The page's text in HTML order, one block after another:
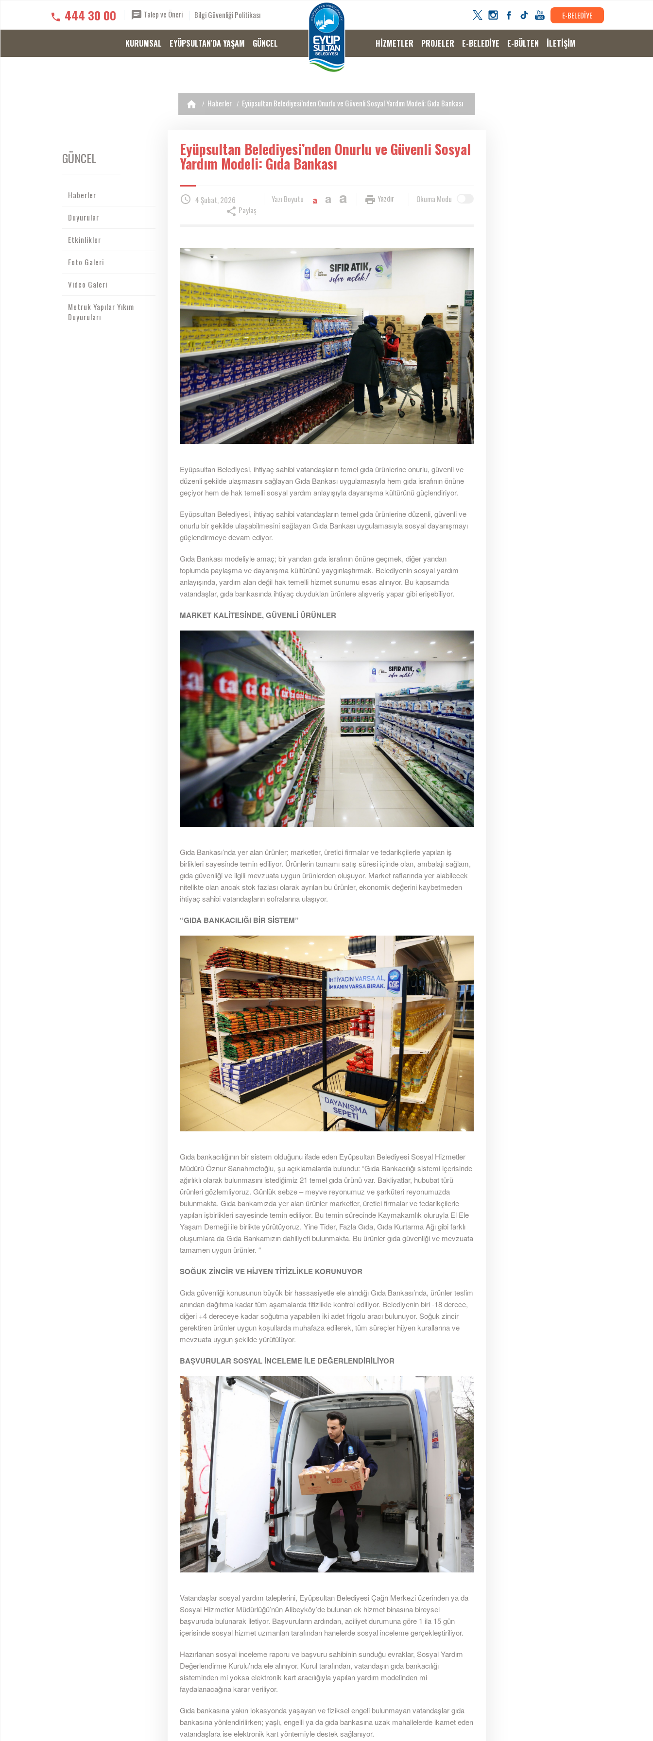
444 30 00 Talep ve Öneri Bilgi Güvenliği Politikası E-BELEDİYE
KURUMSAL EYÜPSULTAN'DA YAŞAM GÜNCEL HİZMETLER PROJELER E-BELEDİYE E-BÜLTEN İLETİŞİM
Haberler Eyüpsultan Belediyesi’nden Onurlu ve Güvenli Sosyal Yardım Modeli: Gıda Bankası
GÜNCEL
Haberler
Duyurular
Etkinlikler
Foto Galeri
Video Galeri
Metruk Yapılar Yıkım
Duyuruları
Eyüpsultan Belediyesi’nden Onurlu ve Güvenli Sosyal
Yardım Modeli: Gıda Bankası
4 Şubat, 2026 Okuma Modu
Yazdır
Yazı Boyutu a a a
Paylaş
Eyüpsultan Belediyesi, ihtiyaç sahibi vatandaşların temel gıda ürünlerine onurlu, güvenli ve
düzenli şekilde ulaşmasını sağlayan Gıda Bankası uygulamasıyla hem gıda israfının önüne
geçiyor hem de hak temelli sosyal yardım anlayışıyla dayanışma kültürünü güçlendiriyor.
Eyüpsultan Belediyesi, ihtiyaç sahibi vatandaşların temel gıda ürünlerine düzenli, güvenli ve
onurlu bir şekilde ulaşabilmesini sağlayan Gıda Bankası uygulamasıyla sosyal dayanışmayı
güçlendirmeye devam ediyor.
Gıda Bankası modeliyle amaç; bir yandan gıda israfının önüne geçmek, diğer yandan
toplumda paylaşma ve dayanışma kültürünü yaygınlaştırmak. Belediyenin sosyal yardım
anlayışında, yardım alan değil hak temelli hizmet sunumu esas alınıyor. Bu kapsamda
vatandaşlar, gıda bankasında ihtiyaç duydukları ürünlere alışveriş yapar gibi erişebiliyor.
MARKET KALİTESİNDE, GÜVENLİ ÜRÜNLER
Gıda Bankası’nda yer alan ürünler; marketler, üretici firmalar ve tedarikçilerle yapılan iş
birlikleri sayesinde temin ediliyor. Ürünlerin tamamı satış süresi içinde olan, ambalajı sağlam,
gıda güvenliği ve ilgili mevzuata uygun ürünlerden oluşuyor. Market raflarında yer alabilecek
nitelikte olan ancak stok fazlası olarak ayrılan bu ürünler, ekonomik değerini kaybetmeden
ihtiyaç sahibi vatandaşların sofralarına ulaşıyor.
“GIDA BANKACILIĞI BİR SİSTEM”
Gıda bankacılığının bir sistem olduğunu ifade eden Eyüpsultan Belediyesi Sosyal Hizmetler
Müdürü Öznur Sarıahmetoğlu, şu açıklamalarda bulundu: “Gıda Bankacılığı sistemi içerisinde
ağırlıklı olarak bulunmasını istediğimiz 21 temel gıda ürünü var. Bakliyatlar, hububat türü
ürünleri gözlemliyoruz. Günlük sebze – meyve reyonumuz ve şarküteri reyonumuzda
bulunmakta. Gıda bankamızda yer alan ürünler marketler, üretici firmalar ve tedarikçilerle
yapılan işbirlikleri sayesinde temin ediliyor. Bu temin sürecinde Kaymakamlık oluruyla El Ele
Yaşam Derneği ile birlikte yürütüyoruz. Yine Tider, Fazla Gıda, Gıda Kurtarma Ağı gibi farklı
oluşumlara da Gıda Bankamızın dahiliyeti bulunmakta. Bu ürünler gıda güvenliği ve mevzuata
tamamen uygun ürünler. “
SOĞUK ZİNCİR VE HİJYEN TİTİZLİKLE KORUNUYOR
Gıda güvenliği konusunun büyük bir hassasiyetle ele alındığı Gıda Bankası’nda, ürünler teslim
anından dağıtıma kadar tüm aşamalarda titizlikle kontrol ediliyor. Belediyenin biri -18 derece,
diğeri +4 dereceye kadar soğutma yapabilen iki adet frigolu aracı bulunuyor. Soğuk zincir
gerektiren ürünler uygun koşullarda muhafaza edilerek, tüm süreçler hijyen kurallarına ve
mevzuata uygun şekilde yürütülüyor.
BAŞVURULAR SOSYAL İNCELEME İLE DEĞERLENDİRİLİYOR
Vatandaşlar sosyal yardım taleplerini, Eyüpsultan Belediyesi Çağrı Merkezi üzerinden ya da
Sosyal Hizmetler Müdürlüğü’nün Alibeyköy’de bulunan ek hizmet binasına bireysel
başvuruda bulunarak iletiyor. Başvuruların ardından, aciliyet durumuna göre 1 ila 15 gün
içerisinde sosyal hizmet uzmanları tarafından hanelerde sosyal inceleme gerçekleştiriliyor.
Hazırlanan sosyal inceleme raporu ve başvuru sahibinin sunduğu evraklar, Sosyal Yardım
Değerlendirme Kurulu’nda ele alınıyor. Kurul tarafından, vatandaşın gıda bankacılığı
sisteminden mi yoksa elektronik kart aracılığıyla yapılan yardım modelinden mi
faydalanacağına karar veriliyor.
Gıda bankasına yakın lokasyonda yaşayan ve fiziksel engeli bulunmayan vatandaşlar gıda
bankasına yönlendirilirken; yaşlı, engelli ya da gıda bankasına uzak mahallelerde ikamet eden
vatandaşlara ise elektronik kart yöntemiyle destek sağlanıyor.